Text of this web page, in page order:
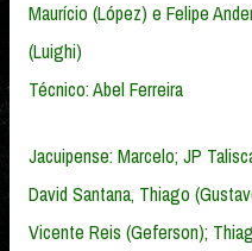
Maurício (López) e Felipe
(Luighi)
Técnico: Abel Ferreira
Jacuipense: Marcelo; JP
David Santana, Thiago
Vicente Reis (Geferson);